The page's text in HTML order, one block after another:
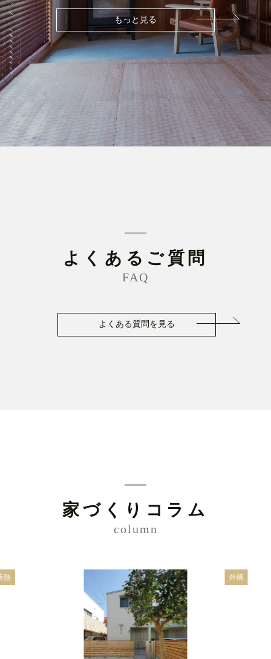
もっと見る
よくあるご質問
FAQ
よくある質問を見る
家づくりコラム
column
熱 外構